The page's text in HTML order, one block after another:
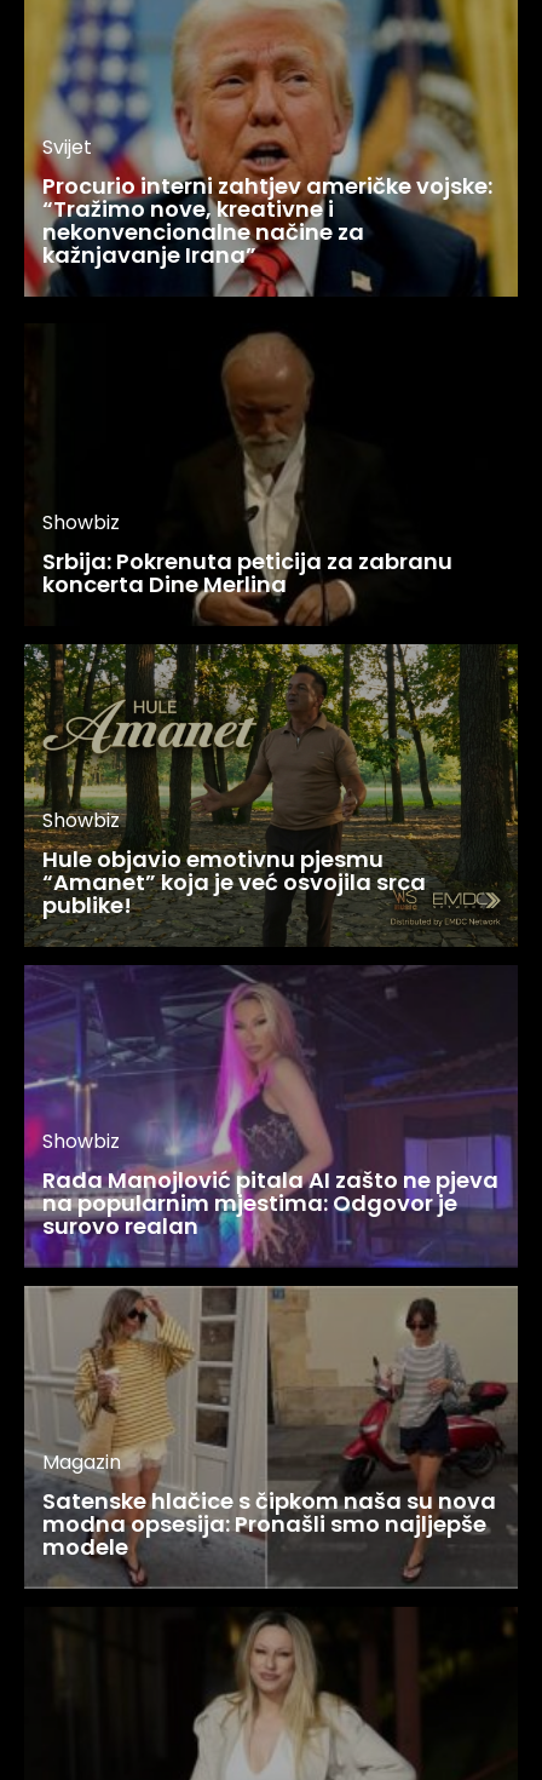
Svijet
Procurio interni zahtjev američke vojske:
“Tražimo nove, kreativne i
nekonvencionalne načine za
kažnjavanje Irana”
Showbiz
Srbija: Pokrenuta peticija za zabranu
koncerta Dine Merlina
Showbiz
Hule objavio emotivnu pjesmu
“Amanet” koja je već osvojila srca
publike!
Showbiz
Rada Manojlović pitala AI zašto ne pjeva
na popularnim mjestima: Odgovor je
surovo realan
Magazin
Satenske hlačice s čipkom naša su nova
modna opsesija: Pronašli smo najljepše
modele